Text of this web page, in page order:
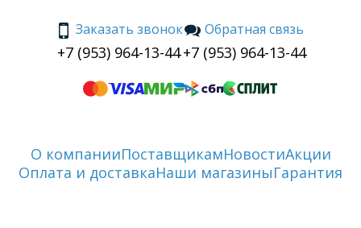
Заказать звонок
+7 (953) 964-13-44
Обратная связь
+7 (953) 964-13-44
О компанииПоставщикамНовостиАкции
Оплата и доставкаНаши магазиныГарантия